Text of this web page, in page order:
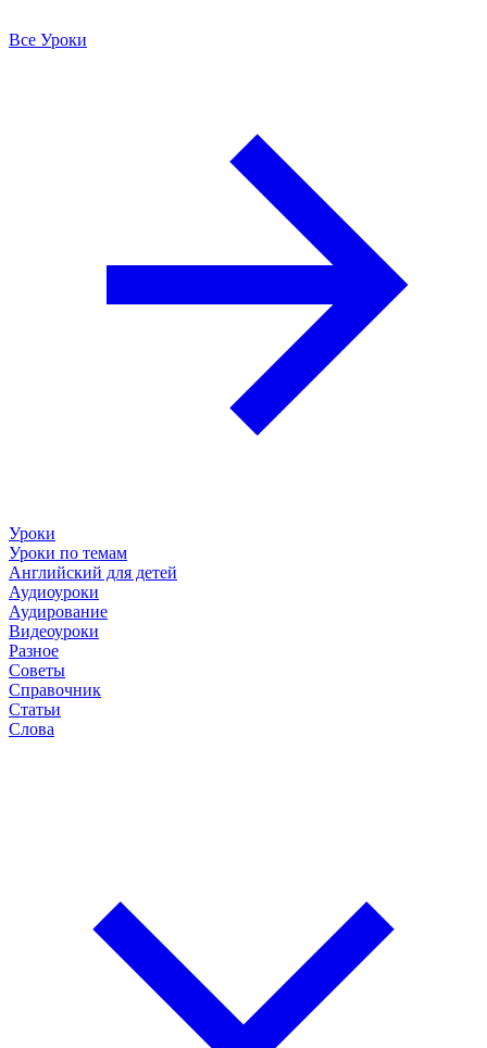
Все Уроки
Уроки
Уроки по темам
Английский для детей
Аудиоуроки
Аудирование
Видеоуроки
Разное
Советы
Справочник
Статьи
Слова